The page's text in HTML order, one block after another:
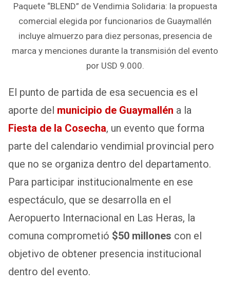
Paquete “BLEND” de Vendimia Solidaria: la propuesta
comercial elegida por funcionarios de Guaymallén
incluye almuerzo para diez personas, presencia de
marca y menciones durante la transmisión del evento
por USD 9.000.
El punto de partida de esa secuencia es el
aporte del municipio de Guaymallén a la
Fiesta de la Cosecha, un evento que forma
parte del calendario vendimial provincial pero
que no se organiza dentro del departamento.
Para participar institucionalmente en ese
espectáculo, que se desarrolla en el
Aeropuerto Internacional en Las Heras, la
comuna comprometió $50 millones con el
objetivo de obtener presencia institucional
dentro del evento.